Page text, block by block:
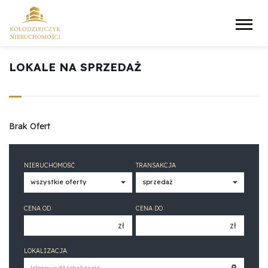
LOKALE NA SPRZEDAŻ
Brak Ofert
NIERUCHOMOŚĆ TRANSAKCJA
CENA OD
zł
CENA DO
zł
LOKALIZACJA